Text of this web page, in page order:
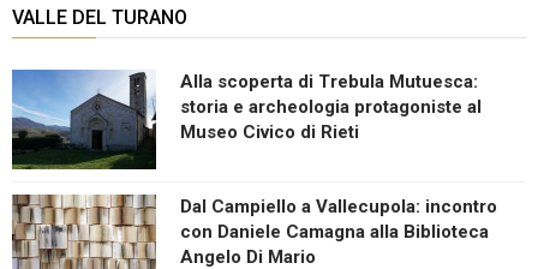
VALLE DEL TURANO
Alla scoperta di Trebula Mutuesca:
storia e archeologia protagoniste al
Museo Civico di Rieti
Dal Campiello a Vallecupola: incontro
con Daniele Camagna alla Biblioteca
Angelo Di Mario